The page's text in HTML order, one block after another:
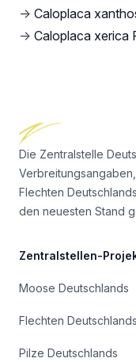
→ Caloplaca
→ Caloplaca xerica
Die Zentralstelle
Flechten
den neuesten Stand
Zentralstellen-
Moose Deutschlands
Flechten Deutschlands
Pilze Deutschlands